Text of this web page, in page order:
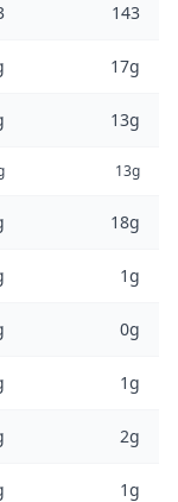
143
17g
13g
13g
18g
1g
0g
1g
2g
1g